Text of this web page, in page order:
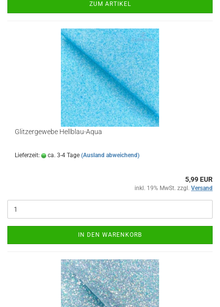
ZUM ARTIKEL
Glitzergewebe Hellblau-Aqua
Lieferzeit: ca. 3-4 Tage (Ausland abweichend)
5,99 EUR
inkl. 19% MwSt. zzgl. Versand
IN DEN WARENKORB